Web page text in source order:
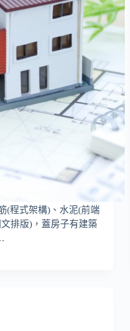
(程式架構)、水泥(前端
排版)，蓋房子有建築